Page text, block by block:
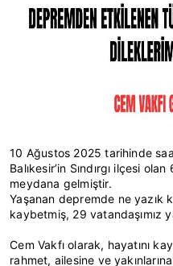
10 Ağustos 2025 tarihinde
Balıkesir’in Sındırgı ilçesi
meydana gelmiştir.
Yaşanan depremde ne yazık
kaybetmiş, 29 vatandaşımız
Cem Vakfı olarak, hayatını
rahmet, ailesine ve